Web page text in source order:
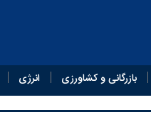
بازرگانی و کشاورزی انرژی